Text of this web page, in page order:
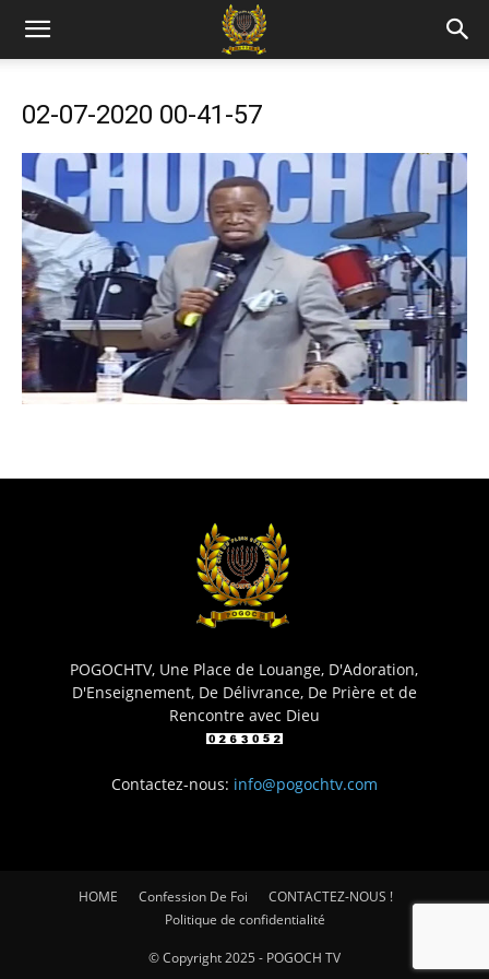
02-07-2020 00-41-57
POGOCHTV, Une Place de Louange, D'Adoration,
D'Enseignement, De Délivrance, De Prière et de
Rencontre avec Dieu
Contactez-nous: info@pogochtv.com
HOME Confession De Foi
CONTACTEZ-NOUS !
Politique de confidentialité
© Copyright 2025 - POGOCH TV